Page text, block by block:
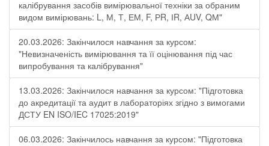
калібрування засобів вимірювальної техніки за обраним
видом вимірювань: L, М, Т, ЕМ, F, РR, ІR, АUV, QМ"
20.03.2026: Закінчилося навчання за курсом:
"Невизначеність вимірювання та її оцінювання під час
випробування та калібрування"
13.03.2026: Закінчилося навчання за курсом: "Підготовка
до акредитації та аудит в лабораторіях згідно з вимогами
ДСТУ EN ISO/IEC 17025:2019"
06.03.2026: Закінчилось навчання за курсом: "Підготовка